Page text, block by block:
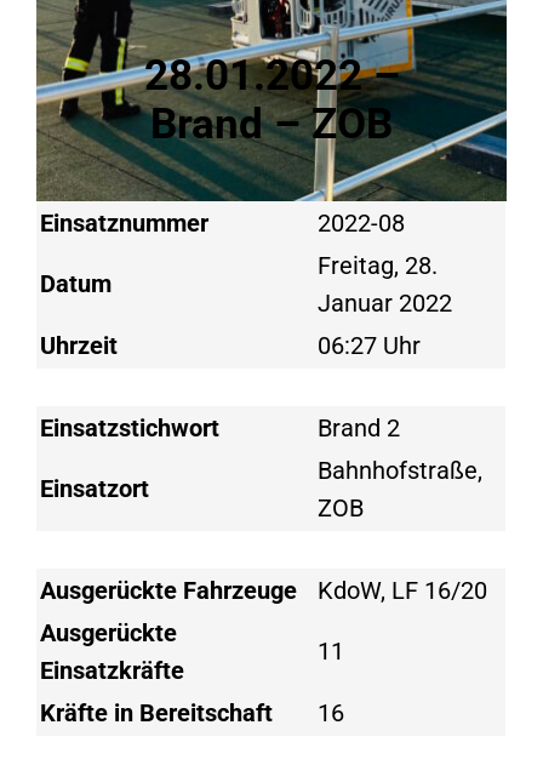
28.01.2022 –
Brand – ZOB
Einsatznummer 2022-08
Datum
Freitag, 28.
Januar 2022
Uhrzeit
06:27 Uhr
Einsatzstichwort Brand 2
Einsatzort
Bahnhofstraße,
ZOB
Ausgerückte Fahrzeuge
KdoW, LF 16/20
Ausgerückte
Einsatzkräfte
11
Kräfte in Bereitschaft 16